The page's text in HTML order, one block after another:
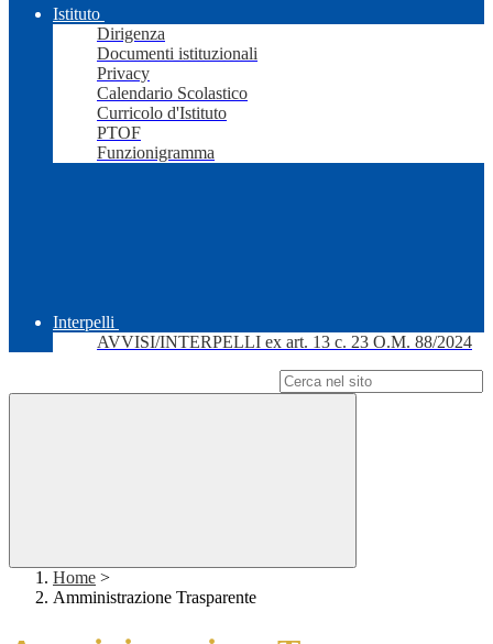
Istituto
Dirigenza
Documenti istituzionali
Privacy
Calendario Scolastico
Curricolo d'Istituto
PTOF
Funzionigramma
Interpelli
AVVISI/INTERPELLI ex art. 13 c. 23 O.M. 88/2024
Home >
Amministrazione Trasparente